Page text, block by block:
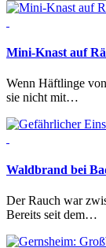
Mini-Knast auf
Wenn Häftlinge
sie nicht mit…
Waldbrand bei
Der Rauch war
Bereits seit dem…